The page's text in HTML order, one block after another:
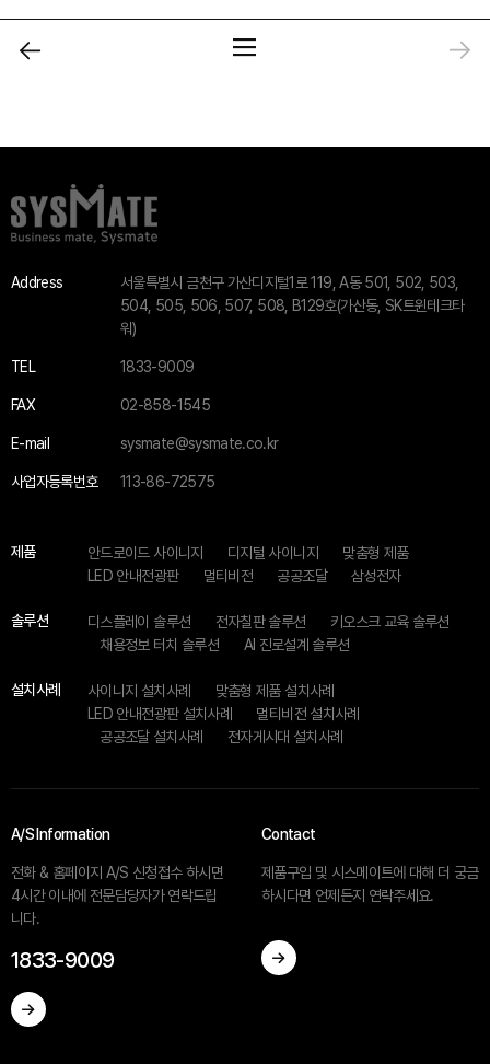
Address
서울특별시 금천구 가산디지털1로 119, A동 501, 502, 503,
504, 505, 506, 507, 508, B129호(가산동, SK트윈테크타
워)
TEL 1833-9009
FAX 02-858-1545
E-mail sysmate@sysmate.co.kr
사업자등록번호 113-86-72575
제품 안드로이드 사이니지 디지털 사이니지
맞춤형 제품
LED 안내전광판
멀티비전 공공조달 삼성전자
솔루션 디스플레이 솔루션 전자칠판 솔루션
키오스크 교육 솔루션
채용정보 터치 솔루션
AI 진로설계 솔루션
설치사례 사이니지 설치사례
맞춤형 제품 설치사례
LED 안내전광판 설치사례
멀티비전 설치사례
공공조달 설치사례
전자게시대 설치사례
A/S Information
전화 & 홈페이지 A/S 신청접수 하시면
4시간 이내에 전문담당자가 연락드립
니다.
1833-9009
Contact
제품구입 및 시스메이트에 대해 더 궁금
하시다면 언제든지 연락주세요.